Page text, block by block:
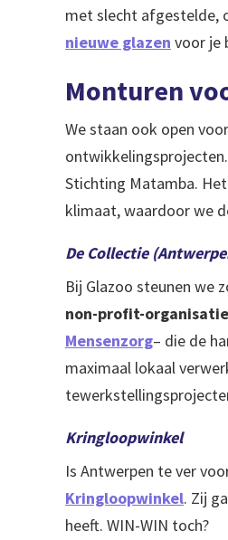
met slecht afgestelde,
nieuwe glazen voor je
Monturen
We staan ook open
Stichting Matamba.
klimaat, waardoor we
De Collectie
Bij Glazoo steunen we
non-profit-
Mensenzorg– die de
maximaal lokaal
Kringloopwinkel
Is Antwerpen te ver
Kringloopwinkel. Zij
heeft. WIN-WIN toch?